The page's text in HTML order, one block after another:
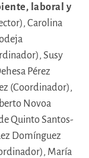
laboral y
Carolina
Susy
Pérez
(Coordinador),
Novoa
Quinto Santos-
Domínguez
María